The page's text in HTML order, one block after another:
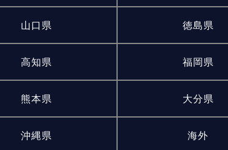
山口県 徳島県
高知県 福岡県
熊本県 大分県
沖縄県 海外